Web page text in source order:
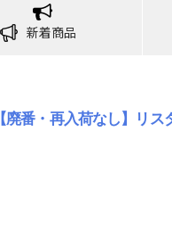
新着商品
【廃番・再入荷なし】リ